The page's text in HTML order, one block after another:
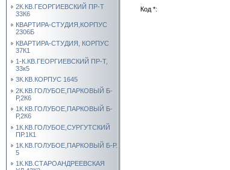
2К.КВ.ГЕОРГИЕВСКИЙ ПР-Т
33К6
КВАРТИРА-СТУДИЯ,КОРПУС
2306Б
КВАРТИРА-СТУДИЯ, КОРПУС
37К1
1-К.КВ.ГЕОРГИЕВСКИЙ ПР-Т,
33к5
3К.КВ.КОРПУС 1645
2К.КВ.ГОЛУБОЕ,ПАРКОВЫЙ Б-
Р,2К6
1К.КВ.ГОЛУБОЕ,ПАРКОВЫЙ Б-
Р,2К6
1К.КВ.ГОЛУБОЕ,СУРГУТСКИЙ
ПР.1К1
1К.КВ.ГОЛУБОЕ,ПАРКОВЫЙ Б-Р.
5
1К.КВ.СТАРОАНДРЕЕВСКАЯ
Код *: